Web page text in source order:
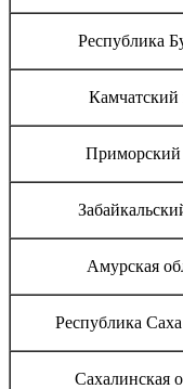
Республика
Камчатский
Приморский
Амурская
Республика
Сахалинская